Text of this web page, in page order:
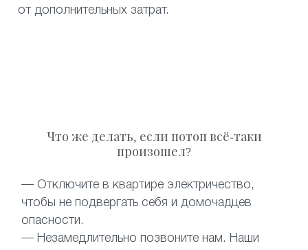
от дополнительных затрат.
Что же делать, если потоп всё-таки
произошел?
— Отключите в квартире электричество,
чтобы не подвергать себя и домочадцев
опасности.
— Незамедлительно позвоните нам. Наши